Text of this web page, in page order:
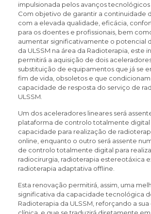
impulsionada pelos avanços tecnológicos
Com objetivo de garantir a continuidade
com a elevada qualidade, eficácia,
para os doentes e profissionais, bem
aumentar significativamente o potencial
da ULSSM na área da Radioterapia, este
permitirá a aquisição de dois
substituição de equipamentos que já se
fim de vida, obsoletos e que
capacidade de resposta do serviço de
ULSSM.
Um dos aceleradores lineares será
plataforma de controlo totalmente
capacidade para realização de
online, enquanto o outro será assente
de controlo totalmente digital para
radiocirurgia, radioterapia estereotáxica
radioterapia adaptativa offline.
Esta renovação permitirá, assim, uma
significativa da capacidade tecnológica
Radioterapia da ULSSM, reforçando a